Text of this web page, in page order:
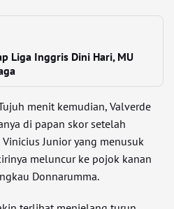
Liga Inggris Dini Hari, MU
menit kemudian, Valverde
di papan skor setelah
Junior yang menusuk
meluncur ke pojok kanan
Donnarumma.